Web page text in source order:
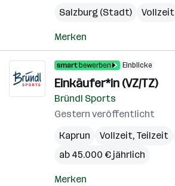
Salzburg (Stadt) Vollzeit
Merken
Einblicke
Einkäufer*in (VZ/TZ)
Bründl Sports
Gestern veröffentlicht
Kaprun
Vollzeit, Teilzeit
ab 45.000 € jährlich
Merken